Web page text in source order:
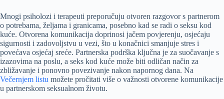
Mnogi psiholozi i terapeuti preporučuju otvoren razgovor s partnerom
o potrebama, željama i granicama, posebno kad se radi o seksu kod
kuće. Otvorena komunikacija doprinosi jačem povjerenju, osjećaju
sigurnosti i zadovoljstvu u vezi, što u konačnici smanjuje stres i
povećava osjećaj sreće. Partnerska podrška ključna je za suočavanje s
izazovima na poslu, a seks kod kuće može biti odličan način za
zbližavanje i ponovno povezivanje nakon napornog dana. Na
Večernjem listu možete pročitati više o važnosti otvorene komunikacije
u partnerskom seksualnom životu.